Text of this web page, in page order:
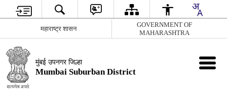
महाराष्ट्र शासन
GOVERNMENT OF
MAHARASHTRA
मुंबई उपनगर जिल्हा
Mumbai Suburban District